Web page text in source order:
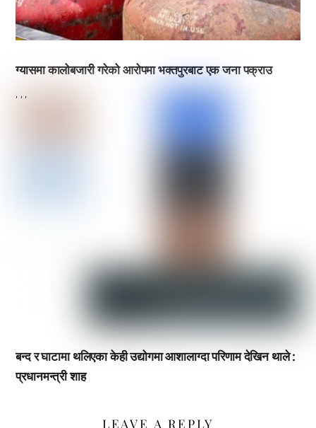
ग्यासमा कालोबजारी गरेको आरोपमा भक्तपुरबाट एक जना पक्राउ
, , ,
बन्द र घाटामा थलिएका केही उद्योगमा आशालाग्दा परिणाम देखिन थाले :
प्रधानमन्त्री शाह
LEAVE A REPLY